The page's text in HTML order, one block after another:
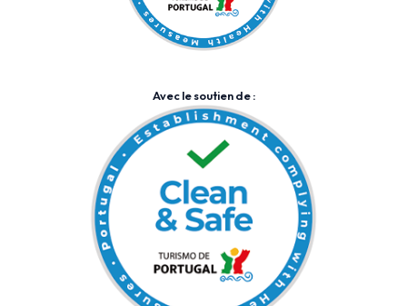
Avec le soutien de :